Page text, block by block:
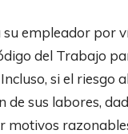
empleador por
del Trabajo
si el riesgo
sus labores,
motivos